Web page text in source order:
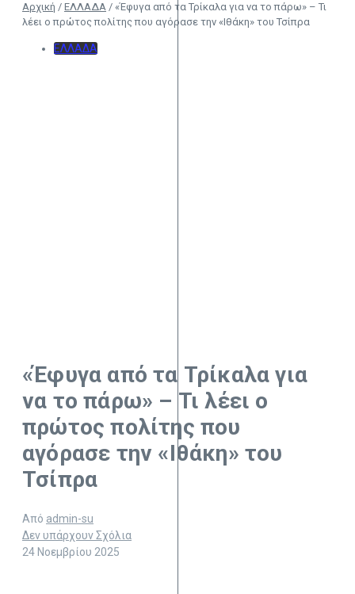
Αρχική / ΕΛΛΑΔΑ / «Έφυγα από τα Τρίκαλα για να το πάρω» – Τι
λέει ο πρώτος πολίτης που αγόρασε την «Ιθάκη» του Τσίπρα
ΕΛΛΑΔΑ
«Έφυγα από τα Τρίκαλα για
να το πάρω» – Τι λέει ο
πρώτος πολίτης που
αγόρασε την «Ιθάκη» του
Τσίπρα
Από admin-su
Δεν υπάρχουν Σχόλια
24 Νοεμβρίου 2025